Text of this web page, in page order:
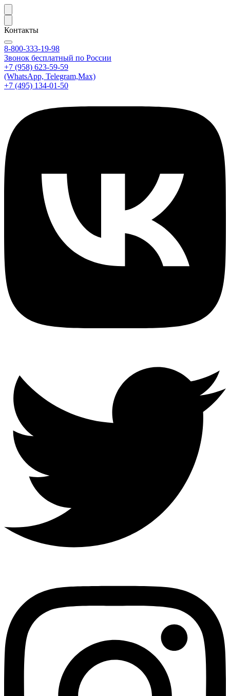
Контакты
8-800-333-19-98
Звонок бесплатный по России
+7 (958) 623-59-59
(WhatsApp, Telegram,Max)
+7 (495) 134-01-50